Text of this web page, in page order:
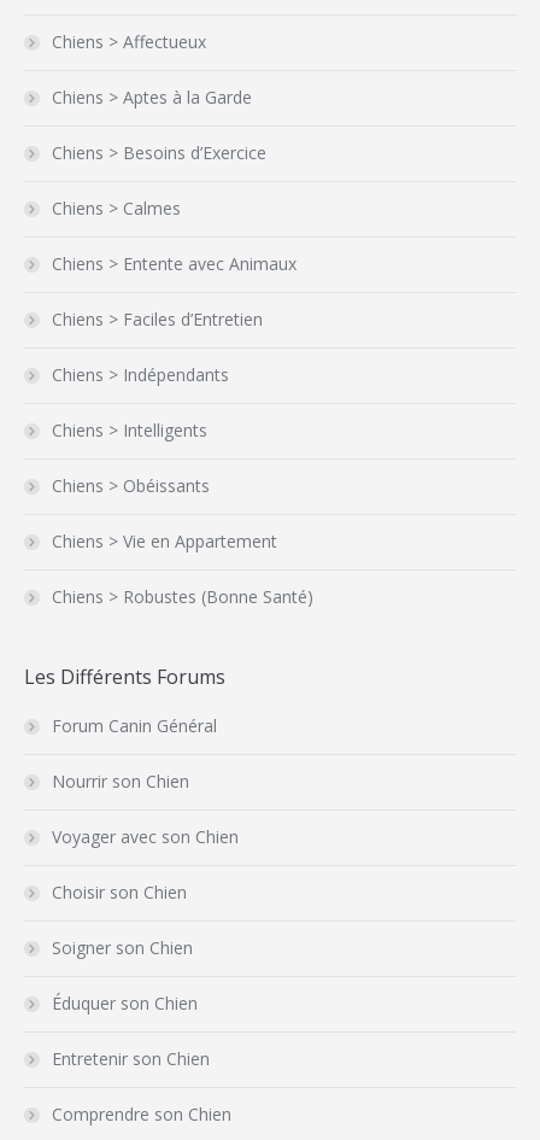
Chiens > Affectueux
Chiens > Aptes à la Garde
Chiens > Besoins d’Exercice
Chiens > Calmes
Chiens > Entente avec Animaux
Chiens > Faciles d’Entretien
Chiens > Indépendants
Chiens > Intelligents
Chiens > Obéissants
Chiens > Vie en Appartement
Chiens > Robustes (Bonne Santé)
Les Différents Forums
Forum Canin Général
Nourrir son Chien
Voyager avec son Chien
Choisir son Chien
Soigner son Chien
Éduquer son Chien
Entretenir son Chien
Comprendre son Chien